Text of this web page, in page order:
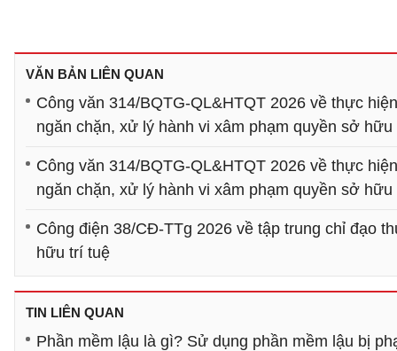
VĂN BẢN LIÊN QUAN
Công văn 314/BQTG-QL&HTQT 2026 về thực
ngăn chặn, xử lý hành vi xâm phạm quyền sở hữu
Công văn 314/BQTG-QL&HTQT 2026 về thực
ngăn chặn, xử lý hành vi xâm phạm quyền sở hữu
Công điện 38/CĐ-TTg 2026 về tập trung chỉ đạo
hữu trí tuệ
TIN LIÊN QUAN
Phần mềm lậu là gì? Sử dụng phần mềm lậu bị